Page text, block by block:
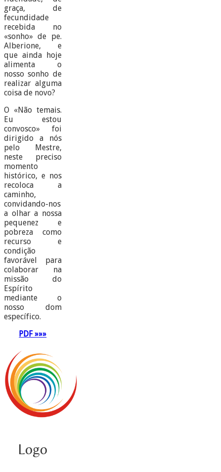
graça, de
fecundidade
recebida no
«sonho» de pe.
Alberione, e
que ainda hoje
alimenta o
nosso sonho de
realizar alguma
coisa de novo?
O «Não temais.
Eu estou
convosco» foi
dirigido a nós
pelo Mestre,
neste preciso
momento
histórico, e nos
recoloca a
caminho,
convidando-nos
a olhar a nossa
pequenez e
pobreza como
recurso e
condição
favorável para
colaborar na
missão do
Espírito
mediante o
nosso dom
específico.
PDF »»»
Logo